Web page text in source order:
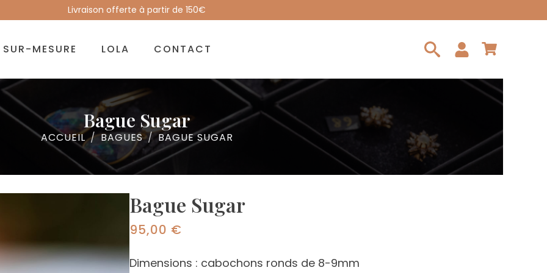
Livraison offerte à partir de 150€
SUR-MESURE LOLA
CONTACT
Bague Sugar
ACCUEIL BAGUES BAGUE SUGAR
Bague Sugar
95,00 €
Dimensions : cabochons ronds de 8-9mm